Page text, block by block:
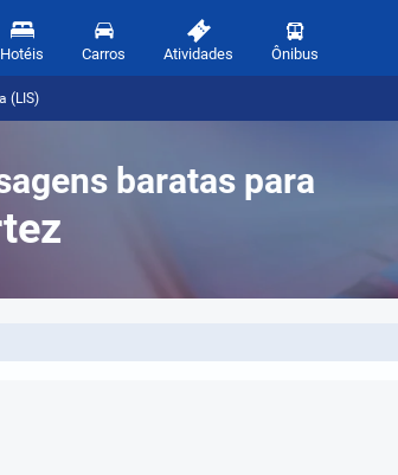
Hotéis Carros Atividades Ônibus
(LIS)
baratas para